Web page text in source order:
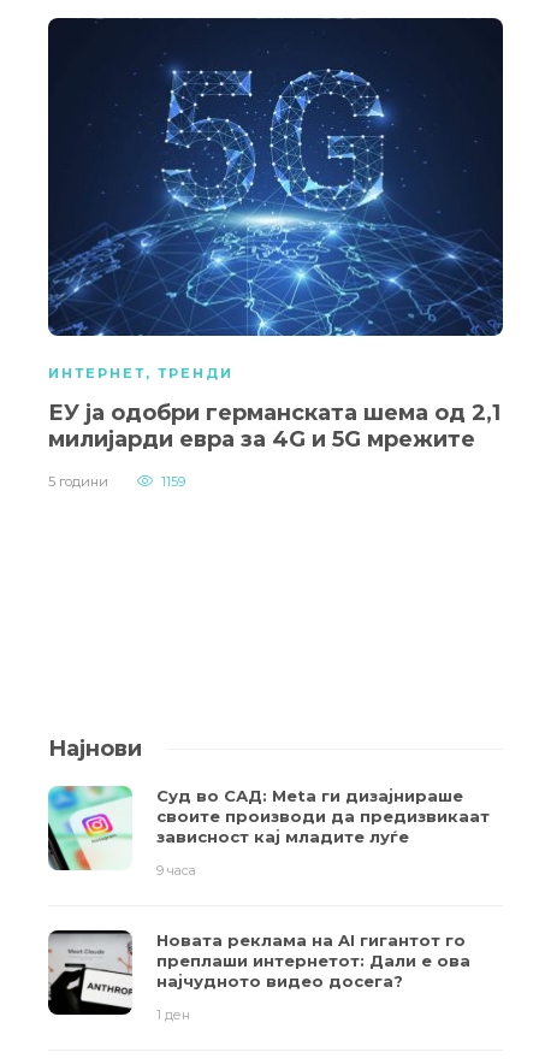
ИНТЕРНЕТ, ТРЕНДИ
ЕУ ја одобри германската шема од 2,1
милијарди евра за 4G и 5G мрежите
5 години 1159
Најнови
Суд во САД: Meta ги дизајнираше
своите производи да предизвикаат
зависност кај младите луѓе
9 часа
Новата реклама на AI гигантот го
преплаши интернетот: Дали е ова
најчудното видео досега?
1 ден